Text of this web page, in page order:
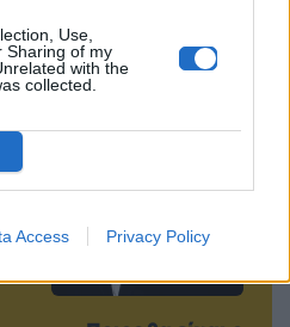
Use,
Sharing of my
with the
collected.
Access Privacy Policy